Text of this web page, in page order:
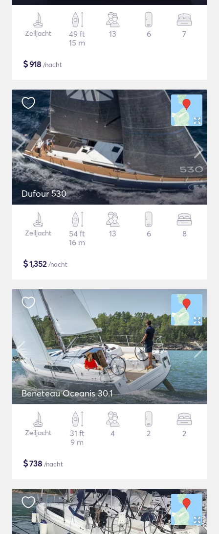
Zeiljacht
49 ft
15 m
13 6 7
$918 /nacht
Dufour 530
Zeiljacht
54 ft
16 m
13 6 8
$1,352/nacht
Beneteau Oceanis 30.1
Zeiljacht
31 ft
9 m
4 2 2
$738 /nacht